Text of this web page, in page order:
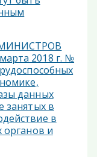
2018 г. №
данных
занятых в
в
органов и